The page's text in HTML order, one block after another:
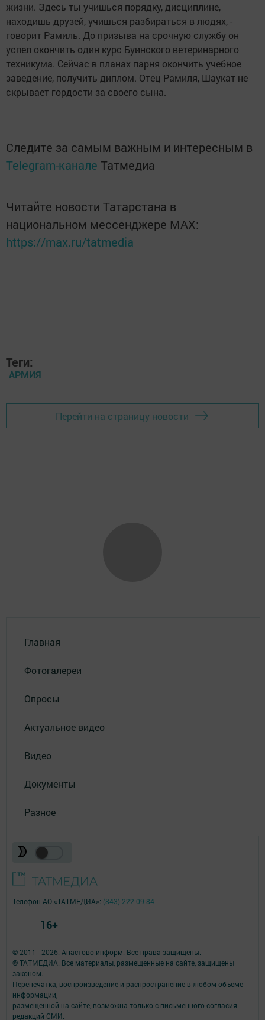
жизни. Здесь ты учишься порядку, дисциплине,
находишь друзей, учишься разбираться в людях, -
говорит Рамиль. До призыва на срочную службу он
успел окончить один курс Буинского ветеринарного
техникума. Сейчас в планах парня окончить учебное
заведение, получить диплом. Отец Рамиля, Шаукат не
скрывает гордости за своего сына.
Следите за самым важным и интересным в
Telegram-канале Татмедиа
Читайте новости Татарстана в
национальном мессенджере MАХ:
https://max.ru/tatmedia
Теги:
АРМИЯ
Перейти на страницу новости
Главная
Фотогалереи
Опросы
Актуальное видео
Видео
Документы
Разное
© 2011 - 2026. Апастово-информ. Все права защищены.
© ТАТМЕДИА. Все материалы, размещенные на сайте, защищены
законом.
Перепечатка, воспроизведение и распространение в любом объеме
информации,
размещенной на сайте, возможна только с письменного согласия
редакций СМИ.
Телефон АО «ТАТМЕДИА»: (843) 222 09 84
16+